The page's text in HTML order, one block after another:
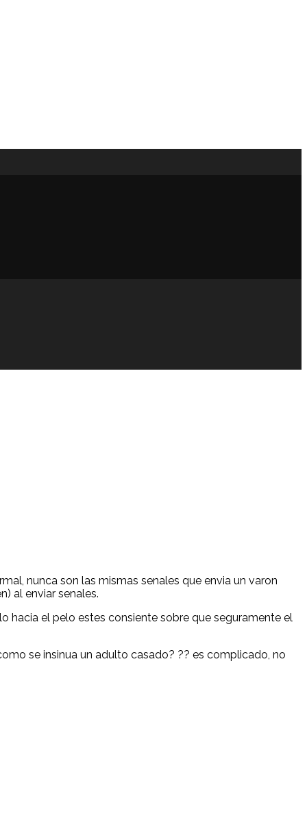
nunca son las mismas senales que envia un varon
al enviar senales.
hacia el pelo estes consiente sobre que seguramente el
se insinua un adulto casado? ?? es complicado, no